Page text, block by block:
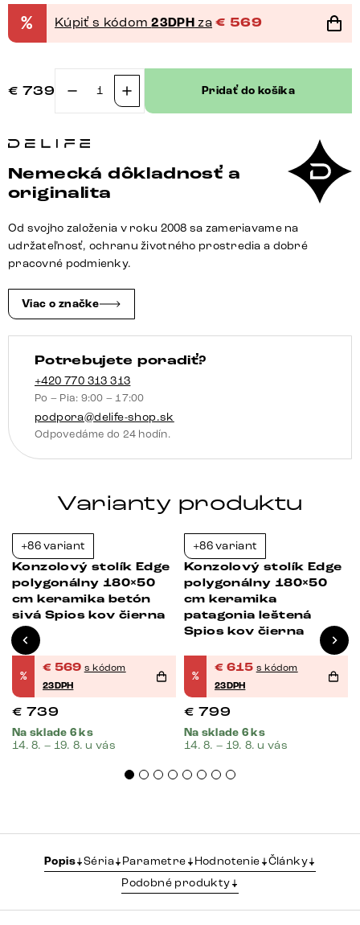
% Kúpiť s kódom23DPH za € 569
€ 739
množstvo
stolík
polygonálny
140×50
keramika
Emperador
Lucidato
tmavohnedá
Zentharo
kov
titánová
farba
Pridať do košíka
Nemecká dôkladnosť a
originalita
Od svojho založenia v roku 2008 sa zameriavame na
udržateľnosť, ochranu životného prostredia a dobré
pracovné podmienky.
Viac o značke
Potrebujete poradiť?
+420 770 313 313
Po – Pia: 9:00 – 17:00
podpora@delife-shop.sk
Odpovedáme do 24 hodín.
Varianty produktu
+86 variant
Konzolový stolík Edge
polygonálny 180×50
cm keramika betón
sivá Spios kov čierna
%
€ 569 s kódom
23DPH
€ 739
Na sklade 6 ks
14. 8. – 19. 8. u vás
+86 variant
Konzolový stolík Edge
polygonálny 180×50
cm keramika
patagonia leštená
Spios kov čierna
%
€ 615 s kódom
23DPH
€ 799
Na sklade 6 ks
14. 8. – 19. 8. u vás
Popis Séria Parametre Hodnotenie
Články
Podobné produkty